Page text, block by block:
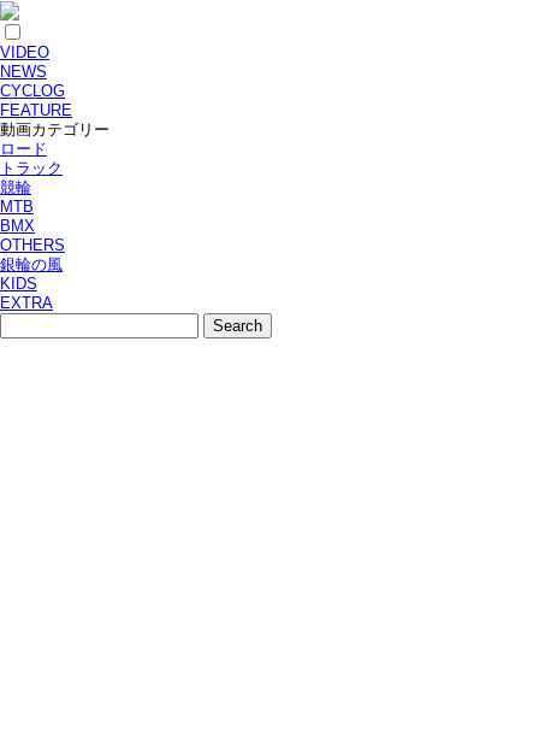
VIDEO
NEWS
CYCLOG
FEATURE
動画カテゴリー
ロード
トラック
競輪
MTB
BMX
OTHERS
銀輪の風
KIDS
EXTRA